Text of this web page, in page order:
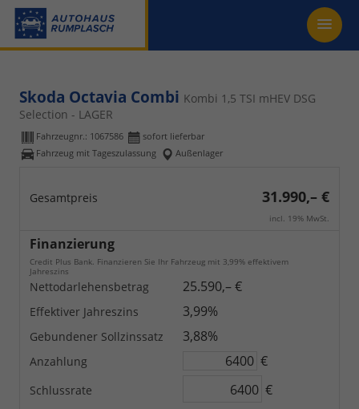
Skoda Octavia Combi Kombi 1,5 TSI mHEV DSG
Selection - LAGER
Fahrzeugnr.: 1067586
sofort lieferbar
Fahrzeug mit Tageszulassung
Außenlager
Gesamtpreis 31.990,– €
incl. 19% MwSt.
Finanzierung
Credit Plus Bank. Finanzieren Sie Ihr Fahrzeug mit 3,99% effektivem
Jahreszins
Nettodarlehensbetrag 25.590,– €
Effektiver Jahreszins 3,99%
Gebundener Sollzinssatz 3,88%
Anzahlung €
Schlussrate €